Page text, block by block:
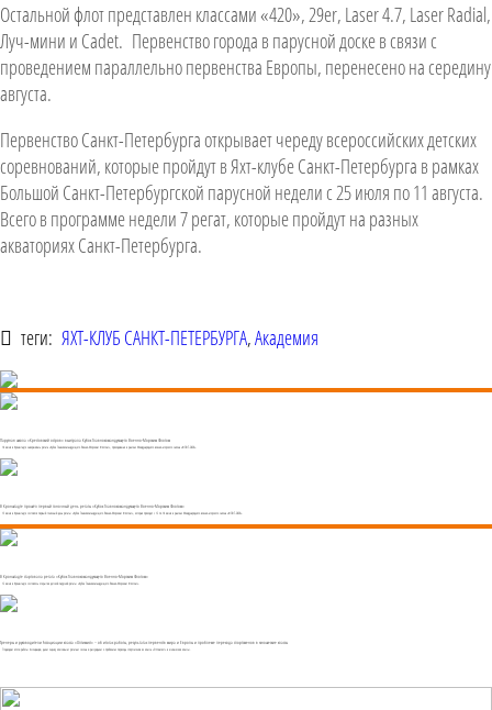
Остальной флот представлен классами «420», 29er, Laser 4.7, Laser Radial,
Луч-мини и Cadet. Первенство города в парусной доске в связи с
проведением параллельно первенства Европы, перенесено на середину
августа.
Первенство Санкт-Петербурга открывает череду всероссийских детских
соревнований, которые пройдут в Яхт-клубе Санкт-Петербурга в рамках
Большой Санкт-Петербургской парусной недели с 25 июля по 11 августа.
Всего в программе недели 7 регат, которые пройдут на разных
акваториях Санкт-Петербурга.
теги: ЯХТ-КЛУБ САНКТ-ПЕТЕРБУРГА,Академия
Парусная школа «Крестовский остров» выиграла Кубок Главнокомандующего Военно-Морским Флотом
14 июня в Кронштадте завершилась регата «Кубок Главнокомандующего Военно-Морским Флотом», проходившая в рамках Международного военно-морского салона «ФЛОТ-2026».
В Кронштадте прошёл первый гоночный день регаты «Кубок Главнокомандующего Военно-Морским Флотом»
13 июня в Кронштадте состоялся первый гоночный день регаты «Кубок Главнокомандующего Военно-Морским Флотом», которая проходит с 12 по 14 июня в рамках Международного военно-морского салона «ФЛОТ-2026».
В Кронштадте стартовала регата «Кубок Главнокомандующего Военно-Морским Флотом»
12 июня в Кронштадте состоялось открытие детской парусной регаты «Кубок Главнокомандующего Военно-Морским Флотом».
Тренеры и руководители Ассоциации класса «Оптимист» – об итогах работы, результатах первенств мира и Европы и проблеме перехода спортсменов в юношеские классы
Подводим итоги работы Ассоциации, даем оценку ключевым регатам сезона и рассуждаем о проблемах перехода спортсменов из класса «Оптимист» в юношеские классы.